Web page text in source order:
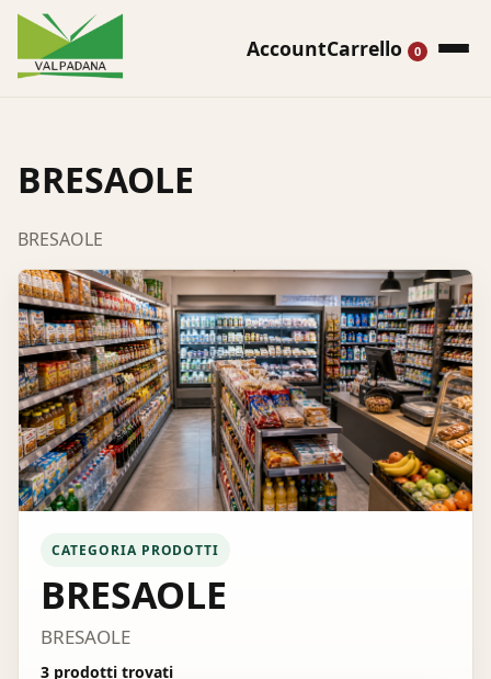
AccountCarrello 0
BRESAOLE
BRESAOLE
CATEGORIA PRODOTTI
BRESAOLE
BRESAOLE
3 prodotti trovati
Cerca
prodotti